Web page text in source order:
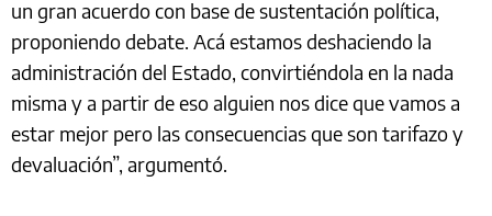
un gran acuerdo con base de sustentación política,
proponiendo debate. Acá estamos deshaciendo la
administración del Estado, convirtiéndola en la nada
misma y a partir de eso alguien nos dice que vamos a
estar mejor pero las consecuencias que son tarifazo y
devaluación”, argumentó.